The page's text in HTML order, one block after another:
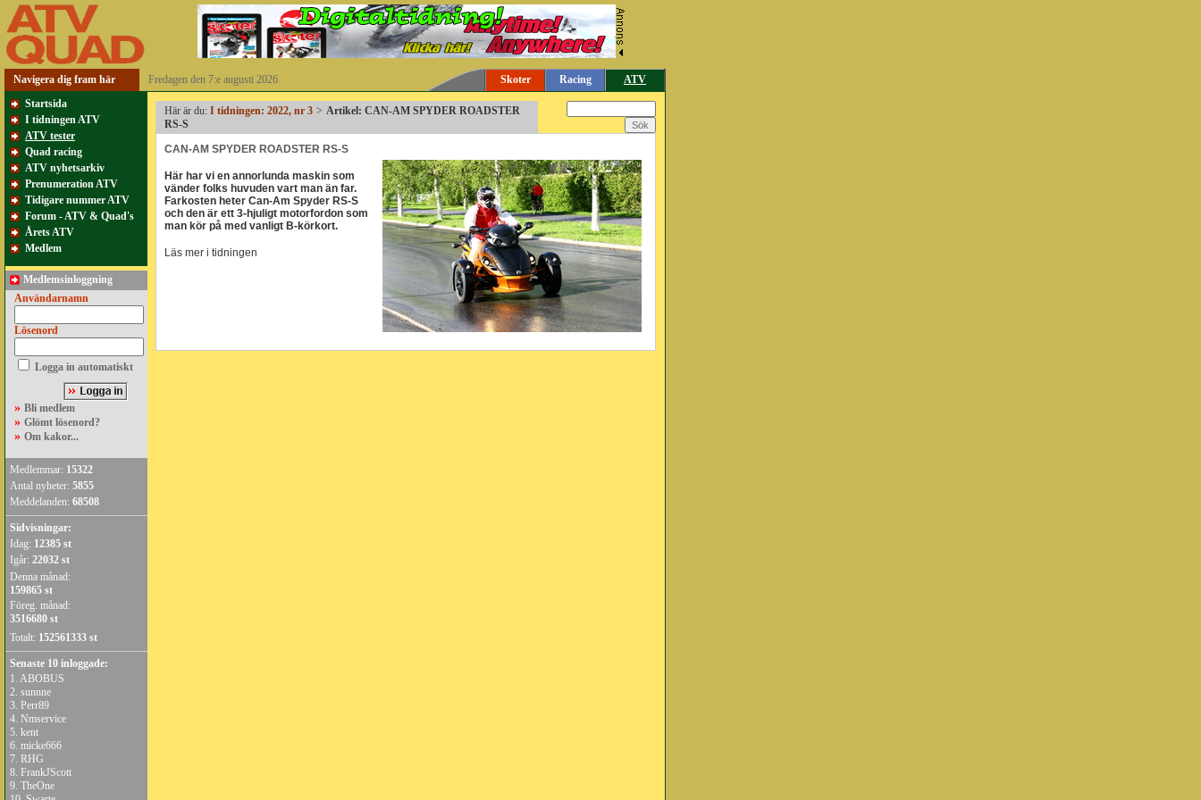
Navigera dig fram här Fredagen den 7:e augusti 2026 Skoter Racing
ATV
Startsida
I tidningen ATV
ATV tester
Quad racing
ATV nyhetsarkiv
Prenumeration ATV
Tidigare nummer ATV
Forum - ATV & Quad's
Årets ATV
Medlem
Medlemsinloggning
Användarnamn
Lösenord
Logga in automatiskt
» Bli medlem
» Glömt lösenord?
» Om kakor...
Medlemmar: 15322
Antal nyheter: 5855
Meddelanden: 68508
Sidvisningar:
Idag: 12385 st
Igår: 22032 st
Denna månad:
159865 st
Föreg. månad:
3516680 st
Totalt: 152561333 st
Senaste 10 inloggade:
1. ABOBUS
2. sunnne
3. Perr89
4. Nmservice
5. kent
6. micke666
7. RHG
8. FrankJScott
9. TheOne
Här är du: I tidningen: 2022, nr 3 > Artikel: CAN-AM SPYDER ROADSTER
RS-S
CAN-AM SPYDER ROADSTER RS-S
Här har vi en annorlunda maskin som
vänder folks huvuden vart man än far.
Farkosten heter Can-Am Spyder RS-S
och den är ett 3-hjuligt motorfordon som
man kör på med vanligt B-körkort.
Läs mer i tidningen